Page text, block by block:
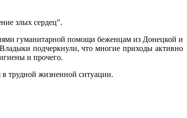
злых сердец".
гуманитарной помощи беженцам из Донецкой и
подчеркнули, что многие приходы активно
и прочего.
в трудной жизненной ситуации.